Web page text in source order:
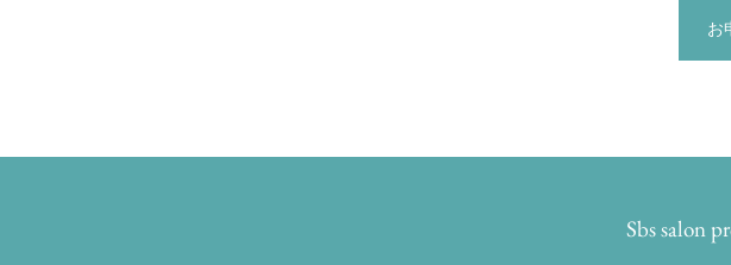
お
Sbs salon